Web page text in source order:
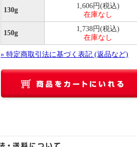
130g
1,606円(税込)
在庫なし
150g
1,738円(税込)
在庫なし
» 特定商取引法に基づく表記 (返品など)